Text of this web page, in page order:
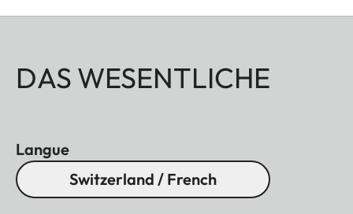
DAS WESENTLICHE
Langue
Switzerland / French